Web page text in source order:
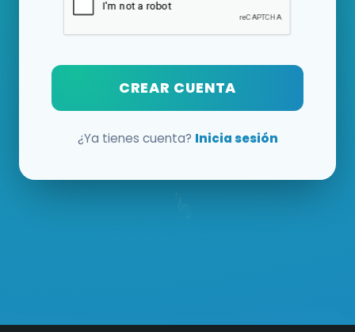
CREAR CUENTA
¿Ya tienes cuenta? Inicia sesión